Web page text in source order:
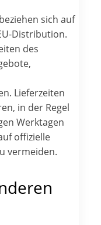
sich auf
Distribution.
des
Lieferzeiten
in der Regel
Werktagen
offizielle
vermeiden.